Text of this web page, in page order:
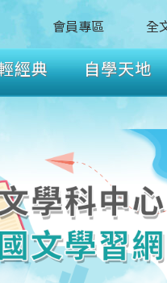
會員專區 全
經典 自學天地